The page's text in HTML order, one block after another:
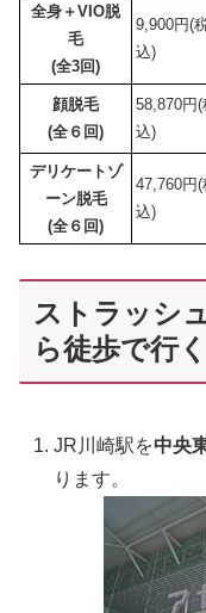
全身＋VIO脱
毛
(全3回)
9,900円(
込)
顔脱毛
(全６回)
58,870円(
込)
デリケートゾ
ーン脱毛
(全６回)
47,760円(
込)
ストラッシ
ら徒歩で行
JR川崎駅を中央
ります。